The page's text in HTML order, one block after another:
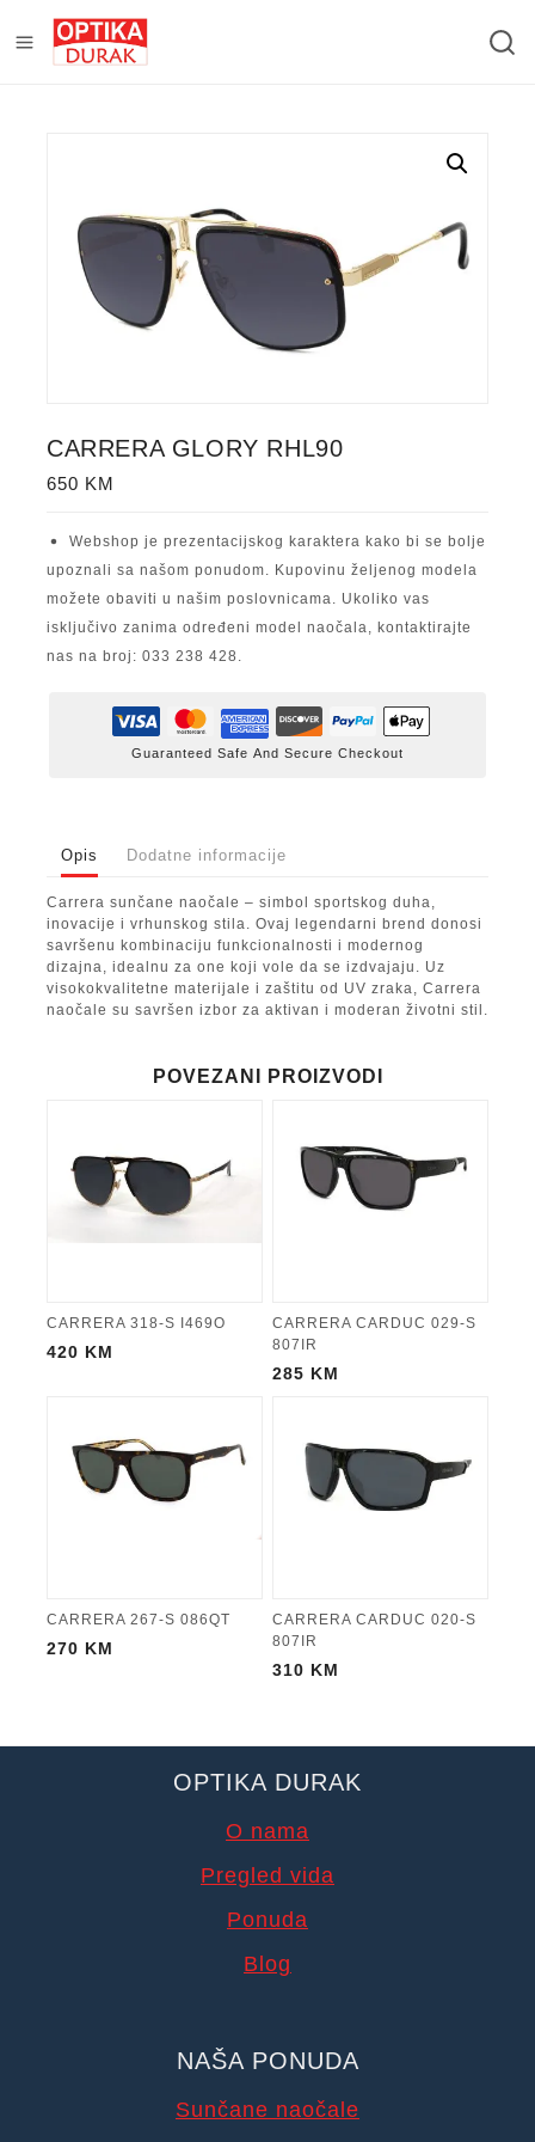
CARRERA GLORY RHL90
650 KM
Webshop je prezentacijskog karaktera kako bi se bolje
upoznali sa našom ponudom. Kupovinu željenog modela
možete obaviti u našim poslovnicama. Ukoliko vas
isključivo zanima određeni model naočala, kontaktirajte
nas na broj: 033 238 428.
Guaranteed Safe And Secure Checkout
Opis Dodatne informacije
Carrera sunčane naočale – simbol sportskog duha,
inovacije i vrhunskog stila. Ovaj legendarni brend donosi
savršenu kombinaciju funkcionalnosti i modernog
dizajna, idealnu za one koji vole da se izdvajaju. Uz
visokokvalitetne materijale i zaštitu od UV zraka, Carrera
naočale su savršen izbor za aktivan i moderan životni stil.
POVEZANI PROIZVODI
CARRERA 318-S I469O
420 KM
CARRERA CARDUC 029-S
807IR
285 KM
CARRERA 267-S 086QT
270 KM
CARRERA CARDUC 020-S
807IR
310 KM
OPTIKA DURAK
O nama
Pregled vida
Ponuda
Blog
NAŠA PONUDA
Sunčane naočale